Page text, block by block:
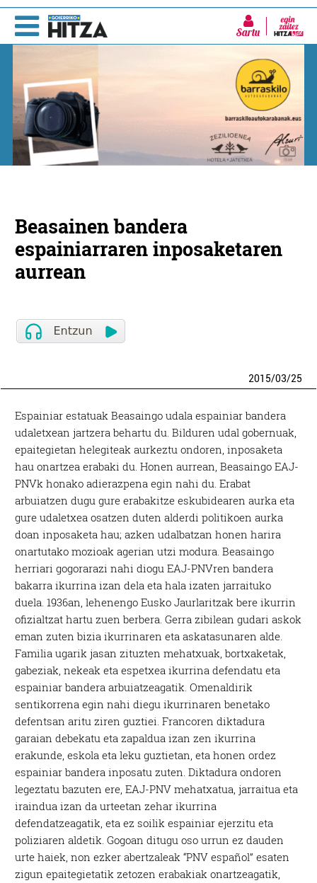
Sartu
Beasainen bandera
espainiarraren inposaketaren
aurrean
2015/03/25
Espainiar estatuak Beasaingo udala espainiar bandera
udaletxean jartzera behartu du. Bilduren udal gobernuak,
epaitegietan helegiteak aurkeztu ondoren, inposaketa
hau onartzea erabaki du. Honen aurrean, Beasaingo EAJ-
PNVk honako adierazpena egin nahi du. Erabat
arbuiatzen dugu gure erabakitze eskubidearen aurka eta
gure udaletxea osatzen duten alderdi politikoen aurka
doan inposaketa hau; azken udalbatzan honen harira
onartutako mozioak agerian utzi modura. Beasaingo
herriari gogorarazi nahi diogu EAJ-PNVren bandera
bakarra ikurrina izan dela eta hala izaten jarraituko
duela. 1936an, lehenengo Eusko Jaurlaritzak bere ikurrin
ofizialtzat hartu zuen berbera. Gerra zibilean gudari askok
eman zuten bizia ikurrinaren eta askatasunaren alde.
Familia ugarik jasan zituzten mehatxuak, bortxaketak,
gabeziak, nekeak eta espetxea ikurrina defendatu eta
espainiar bandera arbuiatzeagatik. Omenaldirik
sentikorrena egin nahi diegu ikurrinaren benetako
defentsan aritu ziren guztiei. Francoren diktadura
garaian debekatu eta zapaldua izan zen ikurrina
erakunde, eskola eta leku guztietan, eta honen ordez
espainiar bandera inposatu zuten. Diktadura ondoren
legeztatu bazuten ere, EAJ-PNV mehatxatua, jarraitua eta
iraindua izan da urteetan zehar ikurrina
defendatzeagatik, eta ez soilik espainiar ejerzitu eta
poliziaren aldetik. Gogoan ditugu oso urrun ez dauden
urte haiek, non ezker abertzaleak “PNV español” esaten
zigun epaitegietatik zetozen erabakiak onartzeagatik,